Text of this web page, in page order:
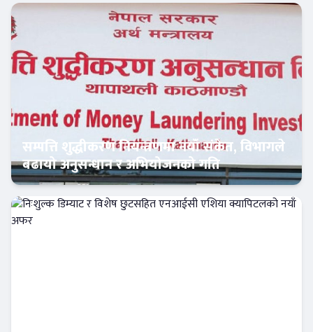
फिन–टेक
अर्थतन्त्र
सम्पत्ति शुद्धीकरण नियन्त्रणमा नयाँ संकेत, विभागले
बढायो अनुसन्धान र अभियोजनको गति